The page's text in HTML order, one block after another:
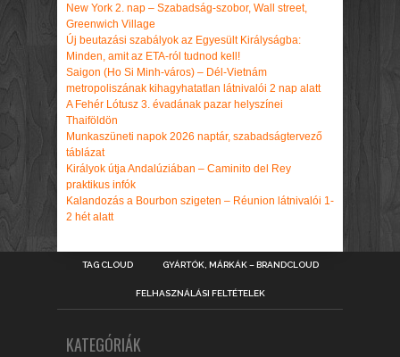
New York 2. nap – Szabadság-szobor, Wall street,
Greenwich Village
Új beutazási szabályok az Egyesült Királyságba:
Minden, amit az ETA-ról tudnod kell!
Saigon (Ho Si Minh-város) – Dél-Vietnám
metropoliszának kihagyhatatlan látnivalói 2 nap alatt
A Fehér Lótusz 3. évadának pazar helyszínei
Thaiföldön
Munkaszüneti napok 2026 naptár, szabadságtervező
táblázat
Királyok útja Andalúziában – Caminito del Rey
praktikus infók
Kalandozás a Bourbon szigeten – Réunion látnivalói 1-
2 hét alatt
TAG CLOUD GYÁRTÓK, MÁRKÁK – BRANDCLOUD
FELHASZNÁLÁSI FELTÉTELEK
KATEGÓRIÁK